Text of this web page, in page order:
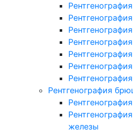
Рентгенография
железы